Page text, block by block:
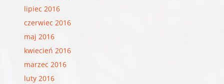
lipiec 2016
czerwiec 2016
maj 2016
kwiecień 2016
marzec 2016
luty 2016